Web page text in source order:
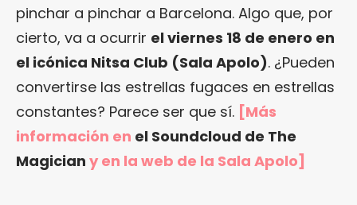
pinchar a pinchar a Barcelona. Algo que, por
cierto, va a ocurrir el viernes 18 de enero en
el icónica Nitsa Club (Sala Apolo). ¿Pueden
convertirse las estrellas fugaces en estrellas
constantes? Parece ser que sí. [Más
información en el Soundcloud de The
Magician y en la web de la Sala Apolo]